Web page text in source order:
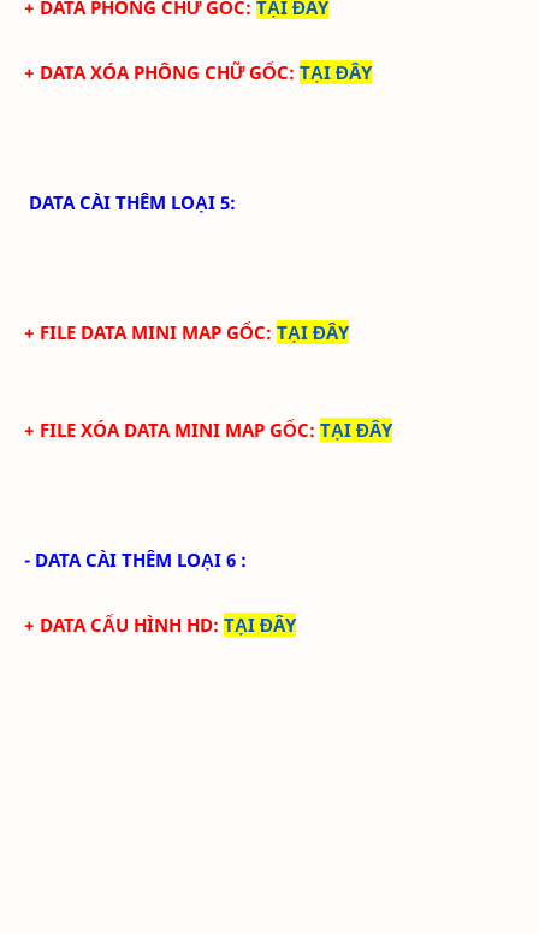
+ DATA PHÔNG CHỮ GỐC: TẠI ĐÂY
+ DATA XÓA PHÔNG CHỮ GỐC: TẠI ĐÂY
DATA CÀI THÊM LOẠI 5:
+ FILE DATA MINI MAP GỐC: TẠI ĐÂY
+ FILE XÓA DATA MINI MAP GỐC: TẠI ĐÂY
- DATA CÀI THÊM LOẠI 6 :
+ DATA CẤU HÌNH HD: TẠI ĐÂY